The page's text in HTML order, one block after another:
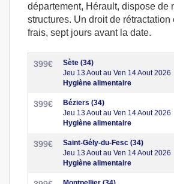
département, Hérault, dispose de
structures. Un droit de rétractation
frais, sept jours avant la date.
399€
Sète (34)
Jeu 13 Aout au Ven 14 Aout 2026
Hygiène alimentaire
399€
Béziers (34)
Jeu 13 Aout au Ven 14 Aout 2026
Hygiène alimentaire
399€
Saint-Gély-du-Fesc (34)
Jeu 13 Aout au Ven 14 Aout 2026
Hygiène alimentaire